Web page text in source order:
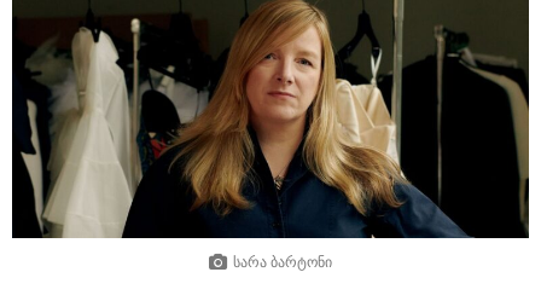
სარა ბარტონი